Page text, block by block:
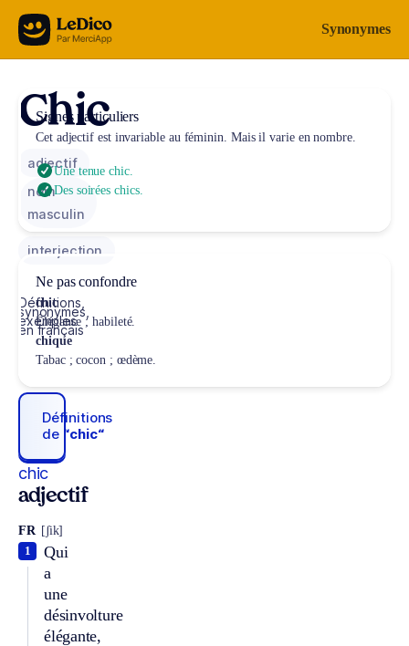
Aller au contenu Synonymes
Chic
adjectif
nom
masculin
interjection
Définitions,
synonymes,
exemples
en français
Définitions
de “chic“
chic
adjectif
FR [ʃik]
Qui
a
une
désinvolture
élégante,
1
Signes particuliers
Cet adjectif est invariable au féminin. Mais il varie en nombre.
Une tenue chic.
Des soirées chics.
Ne pas confondre
chic
Élégance ; habileté.
chique
Tabac ; cocon ; œdème.